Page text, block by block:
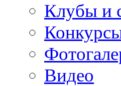
Клубы и
Видео